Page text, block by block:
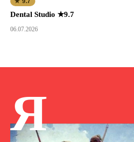
Dental Studio ★9.7
06.07.2026
Я